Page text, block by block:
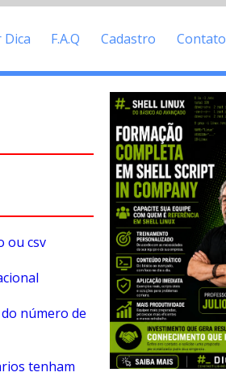
Dica F.A.Q Cadastro Contato
ou csv
número de
tenham